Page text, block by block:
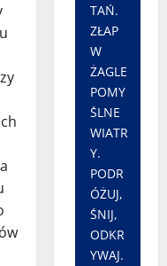
TAŃ.
ZŁAP
W
ŻAGLE
POMY
ŚLNE
WIATR
Y.
PODR
ÓŻUJ,
ŚNIJ,
ODKR
YWAJ.